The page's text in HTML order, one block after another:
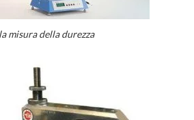
misura della durezza